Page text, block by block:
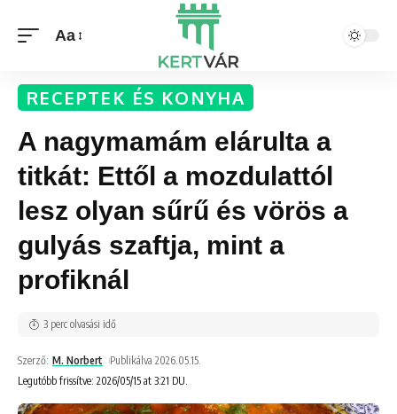
Aa
RECEPTEK ÉS KONYHA
A nagymamám elárulta a
titkát: Ettől a mozdulattól
lesz olyan sűrű és vörös a
gulyás szaftja, mint a
profiknál
Legutóbb frissítve: 2026/05/15 at 3:21 DU.
Szerző: M. Norbert Publikálva 2026.05.15.
3 perc olvasási idő